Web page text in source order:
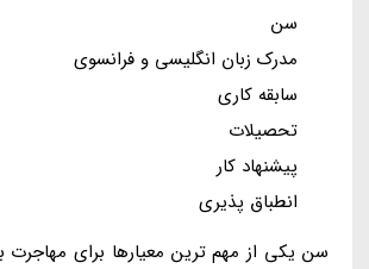
سن
مدرک زبان انگلیسی و فرانسوی
سابقه کاری
تحصیلات
پیشنهاد کار
انطباق پذیری
سن یکی از مهم ترین معیارها برای مهاجرت